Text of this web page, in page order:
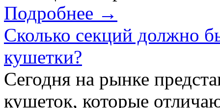
Подробнее →
Сколько секций должно
кушетки?
Сегодня на рынке
кушеток, которые